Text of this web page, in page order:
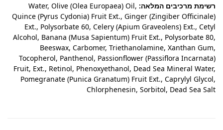
רשימת מרכיבים המלאה: Water, Olive (Olea Europaea) Oil,
Quince (Pyrus Cydonia) Fruit Ext., Ginger (Zingiber Officinale)
Ext., Polysorbate 60, Celery (Apium Graveolens) Ext., Cetyl
Alcohol, Banana (Musa Sapientum) Fruit Ext., Polysorbate 80,
Beeswax, Carbomer, Triethanolamine, Xanthan Gum,
Tocopherol, Panthenol, Passionflower (Passiflora Incarnata)
Fruit, Ext., Retinol, Phenoxyethanol, Dead Sea Mineral Water,
Pomegranate (Punica Granatum) Fruit Ext., Caprylyl Glycol,
Chlorphenesin, Sorbitol, Dead Sea Salt